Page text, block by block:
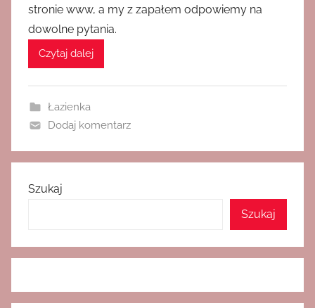
stronie www, a my z zapałem odpowiemy na
dowolne pytania.
Czytaj dalej
Łazienka
Dodaj komentarz
Szukaj
Szukaj